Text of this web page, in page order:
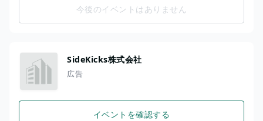
今後のイベントはありません
SideKicks株式会社
広告
イベントを確認する